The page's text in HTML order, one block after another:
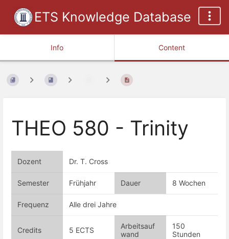
ETS Knowledge Database
Info Content
THEO 580 - Trinity
Dozent Dr. T. Cross
Semester Frühjahr Dauer 8 Wochen
Frequenz Alle drei Jahre
Credits 5 ECTS
Arbeitsauf
wand
150
Stunden